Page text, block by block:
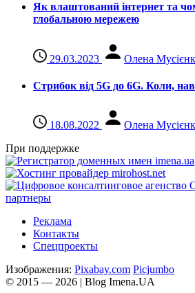
Як влаштований інтернет та
глобальною мережею
29.03.2023 Олена
Стрибок від 5G до 6G. Коли,
18.08.2022
Олена
При поддержке
Реклама
Контакты
Спецпроекты
Изображения: Pixabay.com Picjumbo
© 2015 — 2026 | Blog Imena.UA